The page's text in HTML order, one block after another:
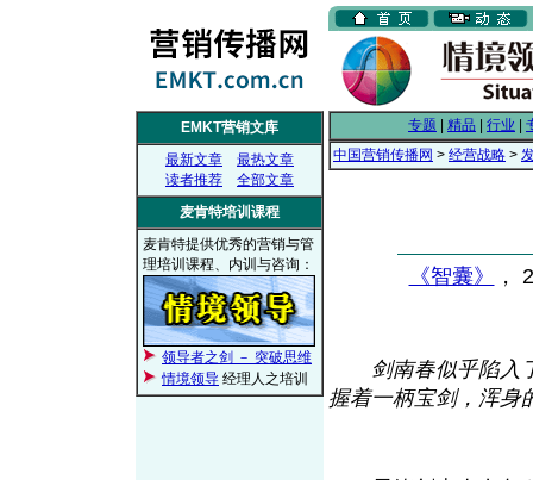
EMKT营销文库
最新文章
最热文章
读者推荐
全部文章
麦肯特培训课程
麦肯特提供优秀的营销与管
理培训课程、内训与咨询：
领导者之剑 － 突破思维
情境领导 经理人之培训
专题 精品 行业
中国营销传播网 > 经营战略 >
《智囊》 ，
剑南春似乎陷入
握着一柄宝剑，浑身